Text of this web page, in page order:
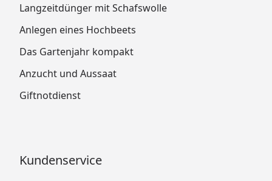
Langzeitdünger mit Schafswolle
Anlegen eines Hochbeets
Das Gartenjahr kompakt
Anzucht und Aussaat
Giftnotdienst
Kundenservice